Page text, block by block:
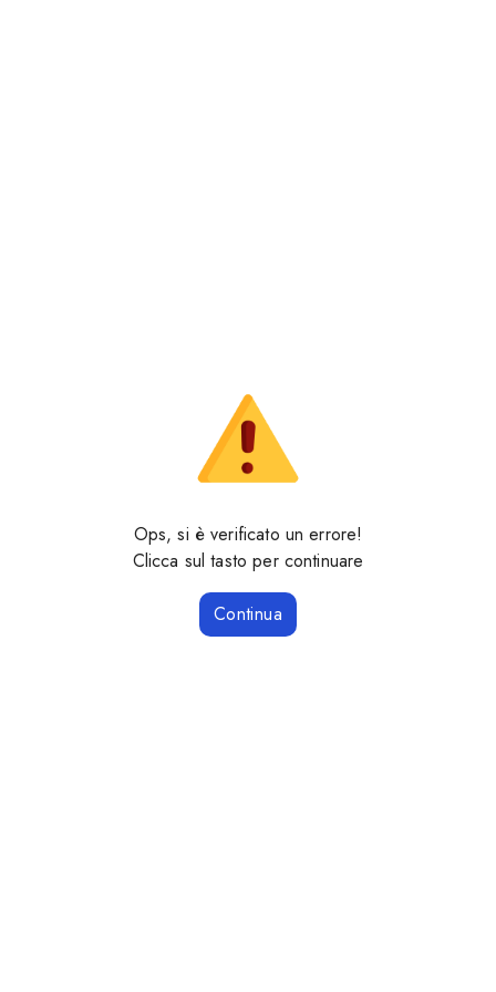
Ops, si è verificato un errore!
Clicca sul tasto per continuare
Continua